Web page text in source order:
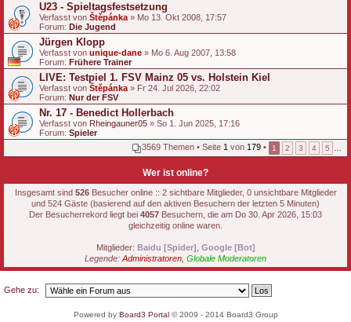
U23 - Spieltagsfestsetzung
Verfasst von Štěpánka » Mo 13. Okt 2008, 17:57
Forum: Die Jugend
Jürgen Klopp
Verfasst von unique-dane » Mo 6. Aug 2007, 13:58
Forum: Frühere Trainer
LIVE: Testpiel 1. FSV Mainz 05 vs. Holstein Kiel
Verfasst von Štěpánka » Fr 24. Jul 2026, 22:02
Forum: Nur der FSV
Nr. 17 - Benedict Hollerbach
Verfasst von Rheingauner05 » So 1. Jun 2025, 17:16
Forum: Spieler
3569 Themen • Seite 1 von 179 • 1 2 3 4 5
Wer ist online?
Insgesamt sind 526Besucher online :: 2 sichtbare Mitglieder, 0 unsichtbare Mitglieder
und 524 Gäste (basierend auf den aktiven Besuchern der letzten 5 Minuten)
Der Besucherrekord liegt bei 4057 Besuchern, die am Do 30. Apr 2026, 15:03
gleichzeitig online waren.
Mitglieder: Baidu [Spider] Google [Bot]
Legende: Administratoren Globale Moderatoren
Gehe zu:
Powered by Board3 Portal© 2009 - 2014 Board3 Group